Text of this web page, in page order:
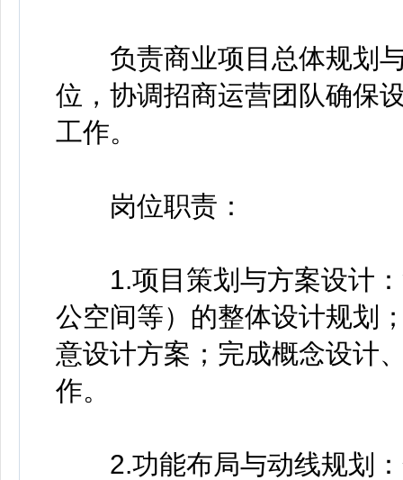
负责商业项目总体规划与
位，协调招商运营团队确保
工作。
岗位职责：
1.项目策划与方案设计：
公空间等）的整体设计规划
意设计方案；完成概念设计
作。
2.功能布局与动线规划：